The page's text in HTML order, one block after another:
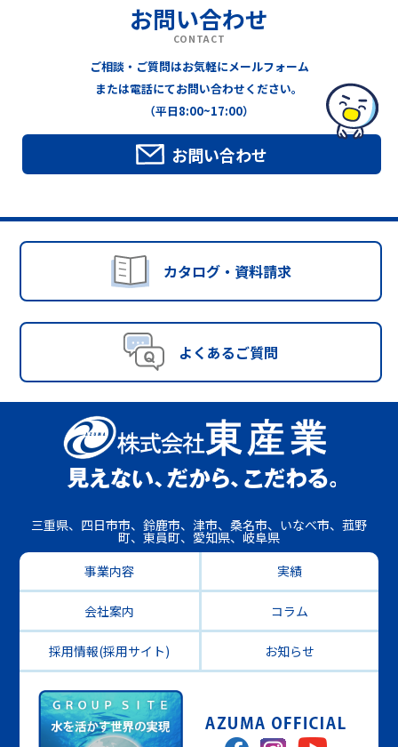
お問い合わせ
CONTACT
ご相談・ご質問はお気軽にメールフォーム
または電話にてお問い合わせください。
（平日8:00~17:00）
お問い合わせ
カタログ・資料請求
よくあるご質問
三重県、四日市市、鈴鹿市、津市、桑名市、いなべ市、菰野
町、東員町、愛知県、岐阜県
事業内容
実績
会社案内 コラム
採用情報(採用サイト) お知らせ